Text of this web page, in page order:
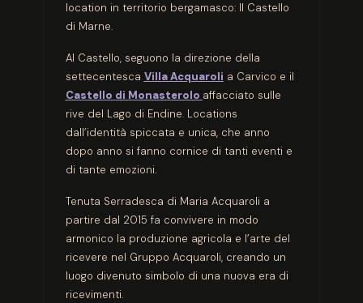
location in territorio bergamasco: Il Castello
di Marne.
Al Castello, seguono la direzione della
settecentesca Villa Acquaroli a Carvico e il
Castello di Monasterolo affacciato sulle
rive del Lago di Endine. Locations
dall’identità spiccata e unica, che anno
dopo anno si fanno cornice di tanti eventi e
di tante emozioni.
Tenuta Serradesca di Maria Acquaroli a
partire dal 2015 fa convivere in modo
armonico la produzione agricola e l’arte del
ricevere nel Gruppo Acquaroli, creando un
luogo divenuto simbolo di una nuova era di
ricevimenti.